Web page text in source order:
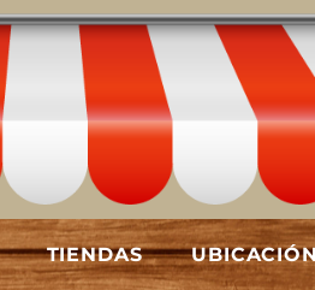
TIENDAS